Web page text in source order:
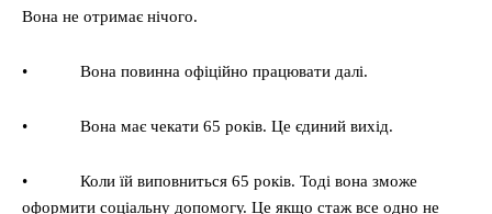
Вона не отримає нічого.
• Вона повинна офіційно працювати далі.
• Вона має чекати 65 років. Це єдиний вихід.
• Коли їй виповниться 65 років. Тоді вона зможе
оформити соціальну допомогу. Це якщо стаж все одно не